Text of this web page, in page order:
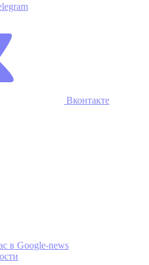
Вконтакте
в Google-news